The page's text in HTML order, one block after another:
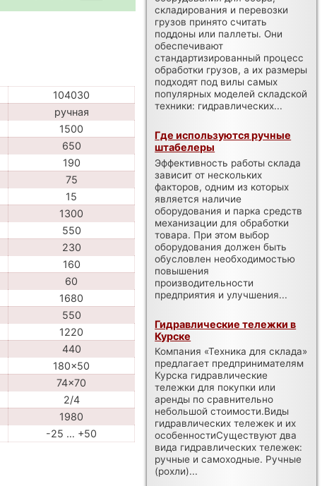
104030
ручная
1500
650
190
75
15
1300
550
230
160
60
1680
550
1220
440
180x50
74x70
2/4
1980
-25 … +50
складирования и перевозки
грузов принято считать
поддоны или паллеты. Они
обеспечивают
стандартизированный процесс
обработки грузов, а их размеры
подходят под вилы самых
популярных моделей складской
техники: гидравлических...
Где используются ручные
штабелеры
Эффективность работы склада
зависит от нескольких
факторов, одним из которых
является наличие
оборудования и парка средств
механизации для обработки
товара. При этом выбор
оборудования должен быть
обусловлен необходимостью
повышения
производительности
предприятия и улучшения...
Гидравлические тележки в
Курске
Компания «Техника для склада»
предлагает предпринимателям
Курска гидравлические
тележки для покупки или
аренды по сравнительно
небольшой стоимости.Виды
гидравлических тележек и их
особенностиСуществуют два
вида гидравлических тележек:
ручные и самоходные. Ручные
(рохли)...